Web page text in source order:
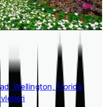
Wellington, Florida